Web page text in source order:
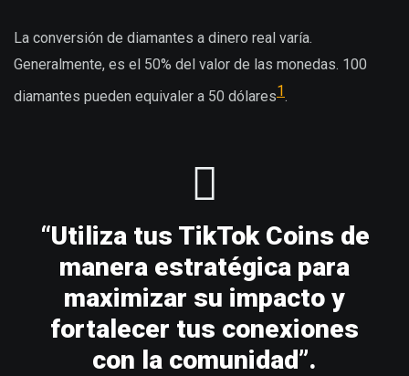
La conversión de diamantes a dinero real varía.
Generalmente, es el 50% del valor de las monedas. 100
diamantes pueden equivaler a 50 dólares1.
“Utiliza tus TikTok Coins de
manera estratégica para
maximizar su impacto y
fortalecer tus conexiones
con la comunidad”.